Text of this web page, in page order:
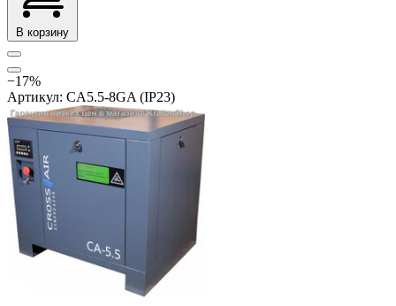
В корзину
−17%
Артикул: CA5.5-8GA (IP23)